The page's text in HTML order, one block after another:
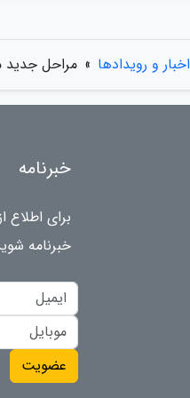
اخبار و رویدادها » مراحل جدید
خبرنامه
برای
خبرنامه
عضویت